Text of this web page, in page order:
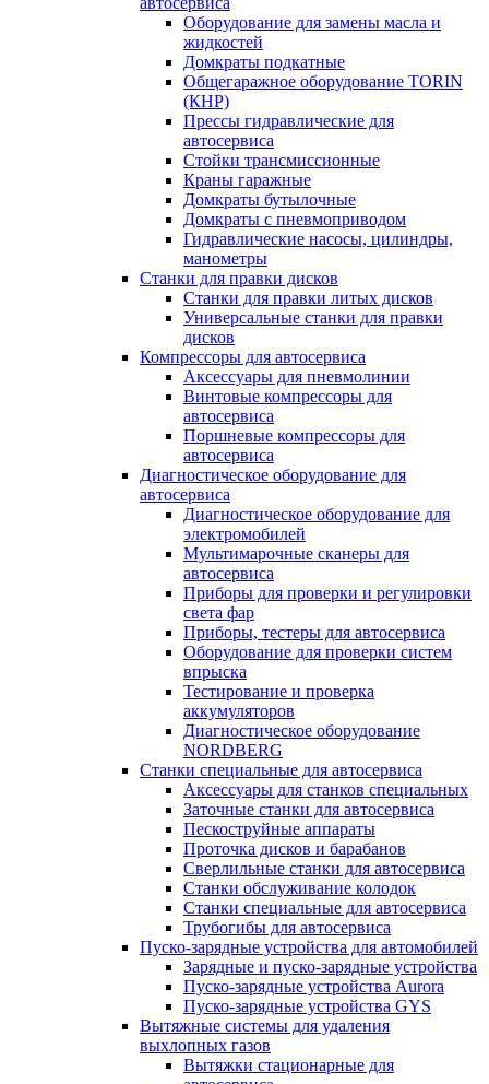
Оборудование для замены масла и
жидкостей
Домкраты подкатные
Общегаражное оборудование TORIN
(КНР)
Прессы гидравлические для
автосервиса
Стойки трансмиссионные
Краны гаражные
Домкраты бутылочные
Домкраты с пневмоприводом
Гидравлические насосы, цилиндры,
манометры
Станки для правки дисков
Станки для правки литых дисков
Универсальные станки для правки
дисков
Компрессоры для автосервиса
Аксессуары для пневмолинии
Винтовые компрессоры для
автосервиса
Поршневые компрессоры для
автосервиса
Диагностическое оборудование для
автосервиса
Диагностическое оборудование для
электромобилей
Мультимарочные сканеры для
автосервиса
Приборы для проверки и регулировки
света фар
Приборы, тестеры для автосервиса
Оборудование для проверки систем
впрыска
Тестирование и проверка
аккумуляторов
Диагностическое оборудование
NORDBERG
Станки специальные для автосервиса
Аксессуары для станков специальных
Заточные станки для автосервиса
Пескоструйные аппараты
Проточка дисков и барабанов
Сверлильные станки для автосервиса
Станки обслуживание колодок
Станки специальные для автосервиса
Трубогибы для автосервиса
Пуско-зарядные устройства для автомобилей
Зарядные и пуско-зарядные устройства
Пуско-зарядные устройства Aurora
Пуско-зарядные устройства GYS
Вытяжные системы для удаления
выхлопных газов
Вытяжки стационарные для